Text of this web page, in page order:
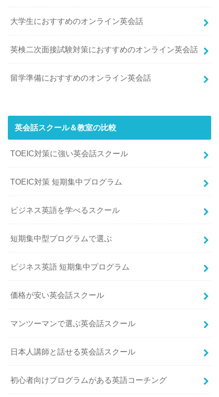
大学生におすすめのオンライン英会話
英検二次面接試験対策におすすめのオンライン英会話
留学準備におすすめのオンライン英会話
英会話スクール＆教室の比較
TOEIC対策に強い英会話スクール
TOEIC対策 短期集中プログラム
ビジネス英語を学べるスクール
短期集中型プログラムで選ぶ
ビジネス英語 短期集中プログラム
価格が安い英会話スクール
マンツーマンで選ぶ英会話スクール
日本人講師と話せる英会話スクール
初心者向けプログラムがある英語コーチング